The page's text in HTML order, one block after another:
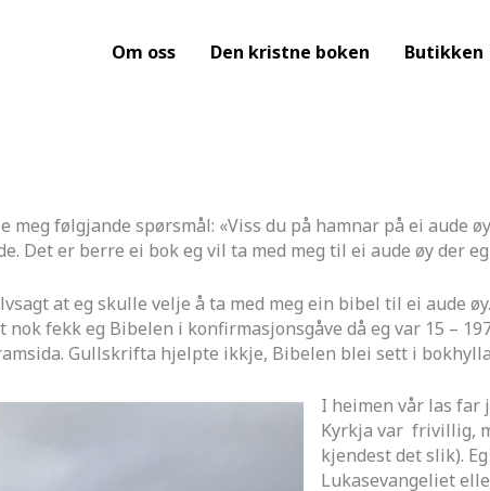
Om oss Den kristne boken Butikken
meg følgjande spørsmål: «Viss du på hamnar på ei aude
Det er berre ei bok eg vil ta med meg til ei aude øy der
at eg skulle velje å ta med meg ein bibel til ei aude
nok fekk eg Bibelen i konfirmasjonsgåve då eg var 15 –
Gullskrifta hjelpte ikkje, Bibelen blei sett i
I heimen vår las far
Kyrkja var frivillig,
kjendest det slik).
Lukasevangeliet